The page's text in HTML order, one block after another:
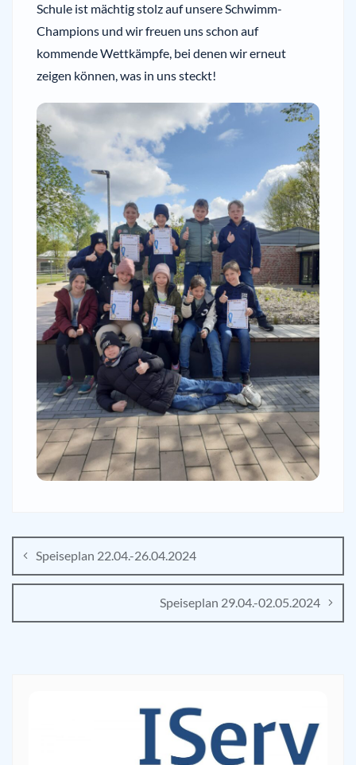
Schule ist mächtig stolz auf unsere Schwimm-
Champions und wir freuen uns schon auf
kommende Wettkämpfe, bei denen wir erneut
zeigen können, was in uns steckt!
Speiseplan 22.04.-26.04.2024
Speiseplan 29.04.-02.05.2024